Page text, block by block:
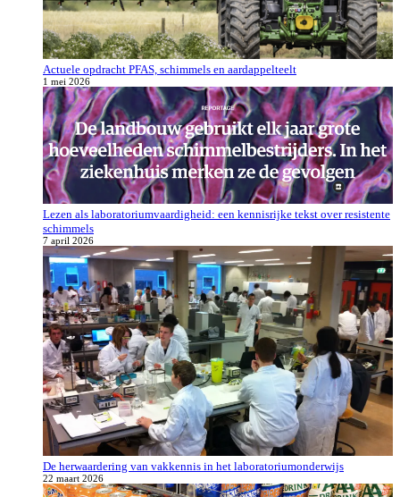
Actuele opdracht PFAS, schimmels en aardappelteelt
1 mei 2026
Lezen als laboratoriumvaardigheid: een kennisrijke tekst over resistente
schimmels
7 april 2026
De herwaardering van vakkennis in het laboratoriumonderwijs
22 maart 2026